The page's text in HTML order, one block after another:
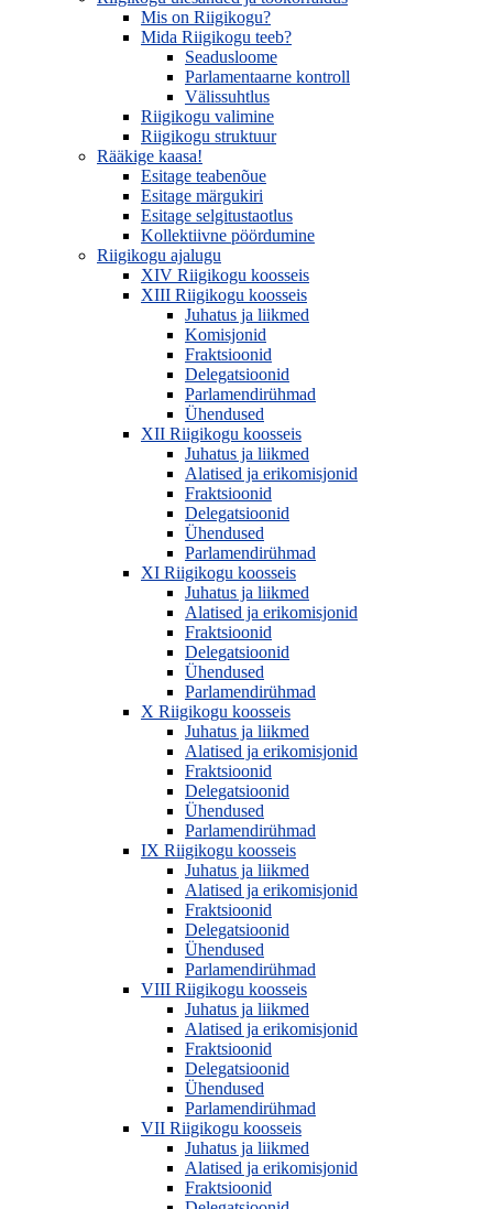
Mis on Riigikogu?
Mida Riigikogu teeb?
Seadusloome
Parlamentaarne kontroll
Välissuhtlus
Riigikogu valimine
Riigikogu struktuur
Rääkige kaasa!
Esitage teabenõue
Esitage märgukiri
Esitage selgitustaotlus
Kollektiivne pöördumine
Riigikogu ajalugu
XIV Riigikogu koosseis
XIII Riigikogu koosseis
Juhatus ja liikmed
Komisjonid
Fraktsioonid
Delegatsioonid
Parlamendirühmad
Ühendused
XII Riigikogu koosseis
Juhatus ja liikmed
Alatised ja erikomisjonid
Fraktsioonid
Delegatsioonid
Ühendused
Parlamendirühmad
XI Riigikogu koosseis
Juhatus ja liikmed
Alatised ja erikomisjonid
Fraktsioonid
Delegatsioonid
Ühendused
Parlamendirühmad
X Riigikogu koosseis
Juhatus ja liikmed
Alatised ja erikomisjonid
Fraktsioonid
Delegatsioonid
Ühendused
Parlamendirühmad
IX Riigikogu koosseis
Juhatus ja liikmed
Alatised ja erikomisjonid
Fraktsioonid
Delegatsioonid
Ühendused
Parlamendirühmad
VIII Riigikogu koosseis
Juhatus ja liikmed
Alatised ja erikomisjonid
Fraktsioonid
Delegatsioonid
Ühendused
Parlamendirühmad
VII Riigikogu koosseis
Juhatus ja liikmed
Alatised ja erikomisjonid
Fraktsioonid